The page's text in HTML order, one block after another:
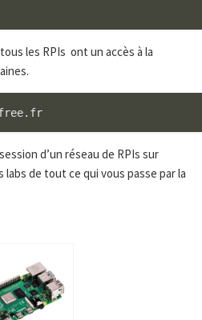
les RPIs ont un accès à la
d’un réseau de RPIs sur
de tout ce qui vous passe par la